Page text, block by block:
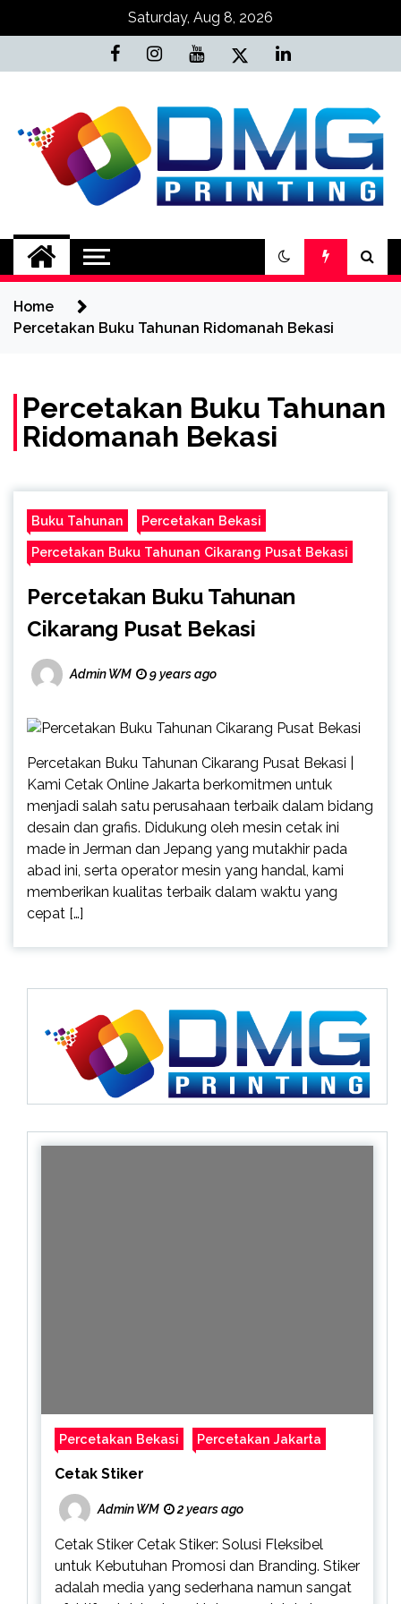
Saturday, Aug 8, 2026
Jasa Cetak Online
DMG Printing
Home
Percetakan Buku Tahunan Ridomanah Bekasi
Percetakan Buku Tahunan
Ridomanah Bekasi
Buku Tahunan Percetakan Bekasi
Percetakan Buku Tahunan Cikarang Pusat Bekasi
Percetakan Buku Tahunan
Cikarang Pusat Bekasi
Admin WM 9 years ago
Percetakan Buku Tahunan Cikarang Pusat Bekasi |
Kami Cetak Online Jakarta berkomitmen untuk
menjadi salah satu perusahaan terbaik dalam bidang
desain dan grafis. Didukung oleh mesin cetak ini
made in Jerman dan Jepang yang mutakhir pada
abad ini, serta operator mesin yang handal, kami
memberikan kualitas terbaik dalam waktu yang
cepat […]
Percetakan Bekasi Percetakan Jakarta
Cetak Stiker
Admin WM 2 years ago
Cetak Stiker Cetak Stiker: Solusi Fleksibel
untuk Kebutuhan Promosi dan Branding. Stiker
adalah media yang sederhana namun sangat